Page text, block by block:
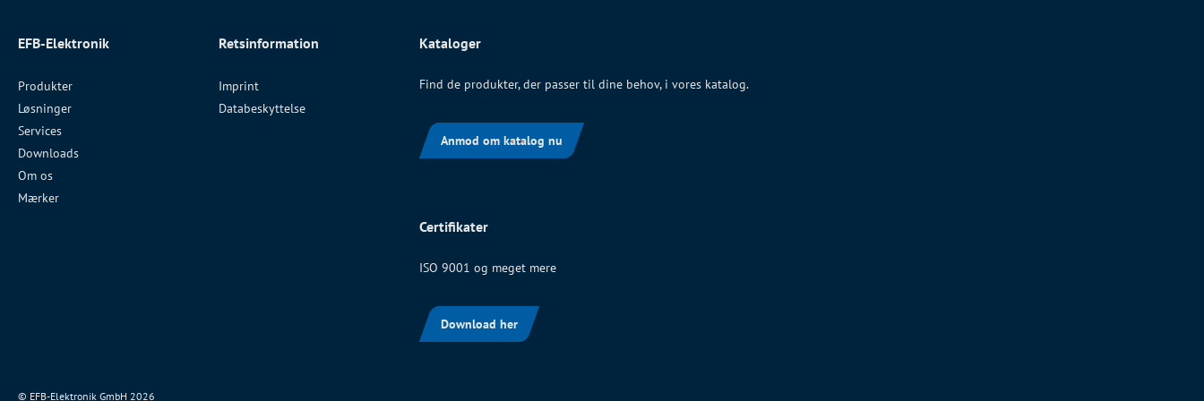
EFB-Elektronik
Produkter
Løsninger
Services
Downloads
Om os
Mærker
Retsinformation
Imprint
Databeskyttelse
Kataloger
Find de produkter, der passer til dine behov, i vores katalog.
Anmod om katalog nu
Certifikater
ISO 9001 og meget mere
Download her
© EFB-Elektronik GmbH 2026